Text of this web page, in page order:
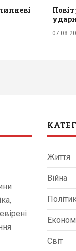
Життя
Війна
Світ